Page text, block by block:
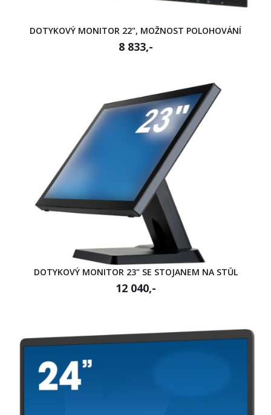
DOTYKOVÝ MONITOR 22", MOŽNOST POLOHOVÁNÍ
8 833,-
DOTYKOVÝ MONITOR 23" SE STOJANEM NA STŮL
12 040,-